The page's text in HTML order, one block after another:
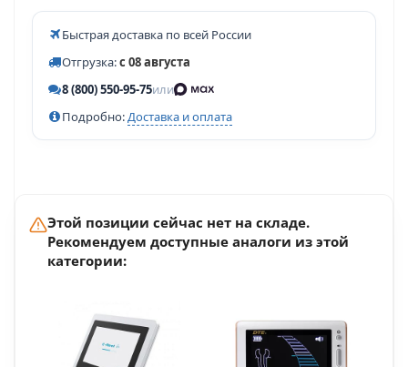
Быстрая доставка по всей России
Отгрузка:с 08 августа
8 (800) 550-95-75или
Подробно:Доставка и оплата
Этой позиции сейчас нет на складе.
Рекомендуем доступные аналоги из этой
категории: